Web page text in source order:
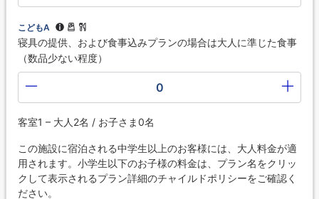
こどもA
寝具の提供、および食事込みプランの場合は大人に準じた食事
（数品少ない程度）
0
客室1 – 大人2名 / お子さま0名
この施設に宿泊される中学生以上のお客様には、大人料金が適
用されます。小学生以下のお子様の料金は、プラン名をクリッ
クして表示されるプラン詳細のチャイルドポリシーをご確認く
ださい。